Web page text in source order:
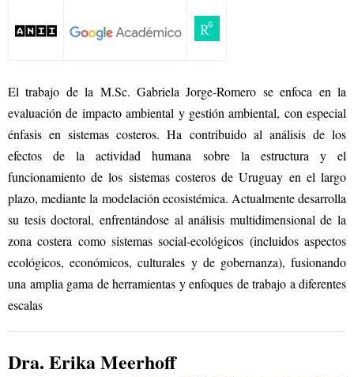
El trabajo de la M.Sc. Gabriela Jorge-Romero se enfoca en la
evaluación de impacto ambiental y gestión ambiental, con especial
énfasis en sistemas costeros. Ha contribuido al análisis de los
efectos de la actividad humana sobre la estructura y el
funcionamiento de los sistemas costeros de Uruguay en el largo
plazo, mediante la modelación ecosistémica. Actualmente desarrolla
su tesis doctoral, enfrentándose al análisis multidimensional de la
zona costera como sistemas social-ecológicos (incluidos aspectos
ecológicos, económicos, culturales y de gobernanza), fusionando
una amplia gama de herramientas y enfoques de trabajo a diferentes
escalas
Dra. Erika Meerhoff